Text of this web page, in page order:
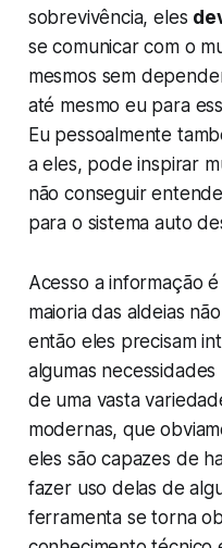
sobrevivência, eles
se comunicar com o
mesmos sem
até mesmo eu para
Eu pessoalmente
a eles, pode inspirar
não conseguir
para o sistema auto
Acesso a informação
maioria das aldeias
então eles precisam
algumas
de uma vasta
modernas, que
eles são capazes de
fazer uso delas de
ferramenta se torna